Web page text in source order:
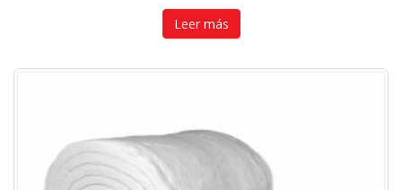
0
out
5
Leer más